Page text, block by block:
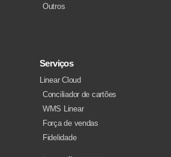
Outros
Serviços
Linear Cloud
Conciliador de cartões
WMS Linear
Força de vendas
Fidelidade